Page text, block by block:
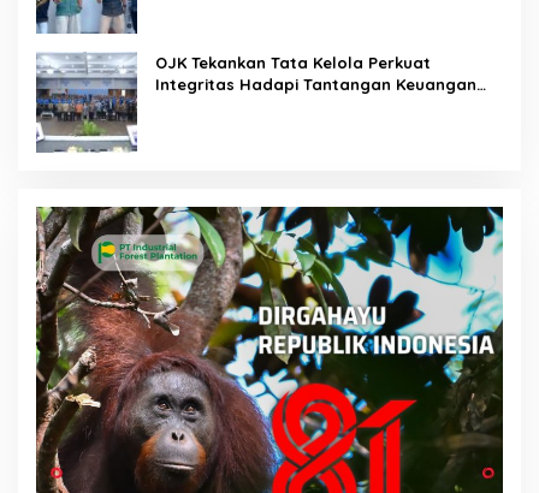
OJK Tekankan Tata Kelola Perkuat
Integritas Hadapi Tantangan Keuangan